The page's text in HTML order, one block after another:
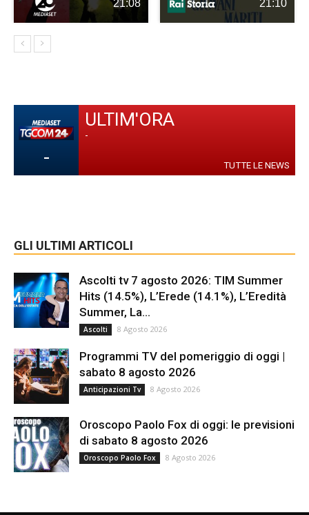
21:08 21:10
-
ULTIM'ORA
-
TUTTE LE NEWS
GLI ULTIMI ARTICOLI
Ascolti tv 7 agosto 2026: TIM Summer
Hits (14.5%), L’Erede (14.1%), L’Eredità
Summer, La...
Ascolti 8 Agosto 2026
Programmi TV del pomeriggio di oggi |
sabato 8 agosto 2026
Anticipazioni Tv 8 Agosto 2026
Oroscopo Paolo Fox di oggi: le previsioni
di sabato 8 agosto 2026
Oroscopo Paolo Fox 8 Agosto 2026